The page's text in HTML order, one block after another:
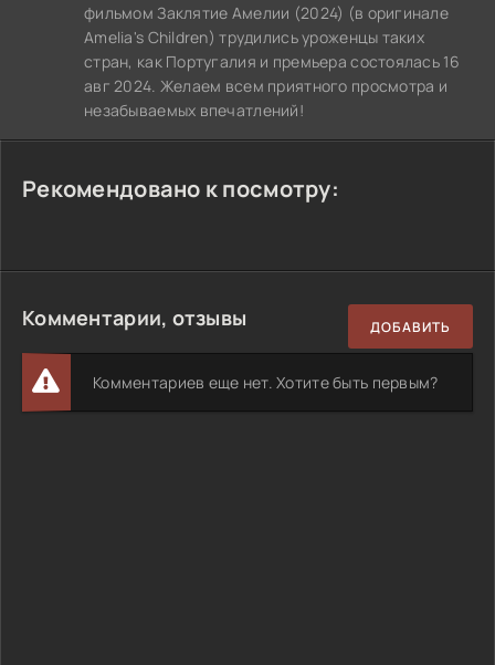
фильмом Заклятие Амелии (2024) (в оригинале
Amelia's Children) трудились уроженцы таких
стран, как Португалия и премьера состоялась 16
авг 2024. Желаем всем приятного просмотра и
незабываемых впечатлений!
Рекомендовано к посмотру:
Комментарии, отзывы ДОБАВИТЬ
Комментариев еще нет. Хотите быть первым?